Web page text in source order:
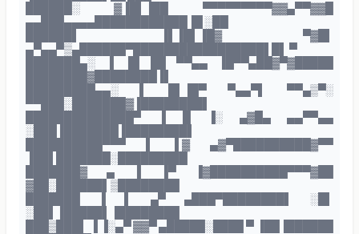
██████░ ▓▐█▌▐██ ▀▀▀▀▀▀▀▀▀▓▓▄▀▀▓▓█
▄▄███▄▄▄▄████████████▐█ ░██
██████▌ ▐▌▐█▌▐█▓ ▀▓█▌
▄▀▄▄▀▒▄██████▀█████████████████▌█▌ ▀
███████▄░ ▐ ▐█ ██ ▀▀▄▄ ▐█▀▀▄██▓▀▓█████
████████▓████████▐▌
█████████▄▄░ ▌ █▌▐█▀ ▀▄▄▀▌ ▀▀▄▒▀░
▀▀███░███████▓▐████████▌
██████████████▀ ▐ █ ▐░ ▄▓█▄ ▄▄▀▀▄▄
░███▐███████▐████████▌
██████████▀▀▀ ▌ ▌▓ ▄▓▀██████████▓▀▀
▐██▌███████░█████████
███████▓ ▄ ▐ ▐▀ ▐▓██████████▀▀▀▓██
▓██░██████▌▒████████
███████ ▐ ▌ ▄▀ ▄███▀████████▌ ░█▌
░██▌▐█████▌▐████████
███▒███▌ ▐ ▐░▄▀ ▓▓▀ ▄█████░████ ▀ ▐██▐██████